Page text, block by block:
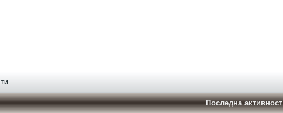
Последна активност